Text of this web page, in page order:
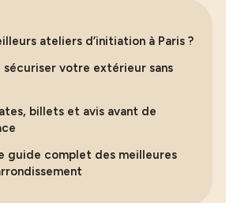
ateliers d’initiation à Paris ?
sécuriser votre extérieur sans
billets et avis avant de
guide complet des meilleures